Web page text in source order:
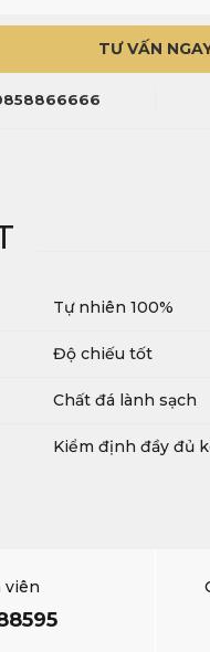
TƯ VẤN
Tự nhiên 100%
Độ chiếu tốt
Chất đá lành sạch
Kiểm định đầy đủ
viên